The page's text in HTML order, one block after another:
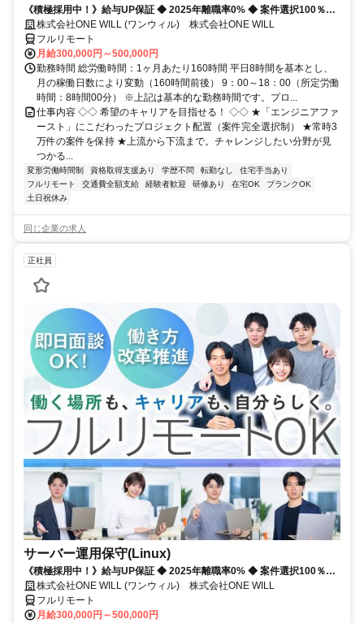
《積極採用中！》給与UP保証 ◆ 2025年離職率0% ◆ 案件選択100％！
◆ 平均残業7時間！
株式会社ONE WILL (ワンウィル) 株式会社ONE WILL
フルリモート
月給300,000円～500,000円
勤務時間 総労働時間：1ヶ月あたり160時間 平日8時間を基本とし、
月の稼働日数により変動（160時間前後） 9：00～18：00（所定労働
時間：8時間00分） ※上記は基本的な勤務時間です。プロ...
仕事内容 ◇◇ 希望のキャリアを目指せる！ ◇◇ ★「エンジニアファ
ースト」にこだわったプロジェクト配置（案件完全選択制） ★常時3
万件の案件を保持 ★上流から下流まで。チャレンジしたい分野が見
つかる...
変形労働時間制 資格取得支援あり 学歴不問 転勤なし
住宅手当あり
フルリモート
交通費全額支給 経験者歓迎 研修あり 在宅OK
ブランクOK
土日祝休み
同じ企業の求人
正社員
サーバー運用保守(Linux)
《積極採用中！》給与UP保証 ◆ 2025年離職率0% ◆ 案件選択100％！
◆ 平均残業7時間！
株式会社ONE WILL (ワンウィル) 株式会社ONE WILL
フルリモート
月給300,000円～500,000円